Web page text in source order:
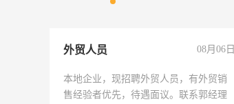
外贸人员 08月06日
本地企业，现招聘外贸人员，有外贸销
售经验者优先，待遇面议。联系郭经理